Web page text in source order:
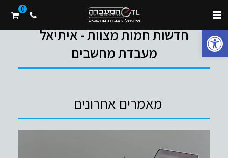
פתח סרגל נגישות
0
חדשות חמות מצוות - איתיאל
מעבדת מחשבים
מאמרים אחרונים